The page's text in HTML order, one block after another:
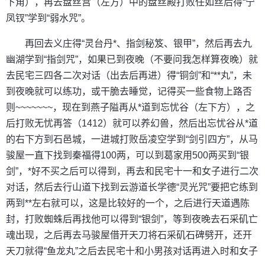
下角），再去盘丝宫（左方）中的盘丝殿打败任如丝后得“宁
凤钗”学到“弱水咒”。
再回去义庄得“灵台丹*、指剑秘笈、银甲”，然后再去九
幽湖学到“指剑咒”，如果已到夜晚（不要问我怎样算夜晚）就
去民宅三四各二次对话（出去后再进）得“铜剑”和“**丸”，未
到夜晚就可以练功，或干脆去睡觉，记得买一些食物上路否
则~~~~~~~，现在到燕子隘再从*道到忘忧谷（左下方），之
后打败无忧再答（1412）就可以养幻兽，然后出忘忧谷从*道
的右下方到石邑城，一进城打败岳凌空学到“剑引四方”，从马
骏屋一直下找到秦福得100两，可以到葛家用500两买到“银
剑”，*好不买之后可以得到，再去和民宅十一和女子进行二次
对话，然后去行山道下找到云游道长学德“灵光咒”要把它练到
两到**左右就可以，这是比较好的一个，之后进行天道遇陈
封，打败蜘蛛后再找他可以得到“银剑”，等到夜晚去石采矶亡
魂出现，之后再去马骏屋借开天刀将石采矶石碑劈开，还开
天刀就得“鱼龙丸”之后去民宅十和小男孩对话再进入时和女子